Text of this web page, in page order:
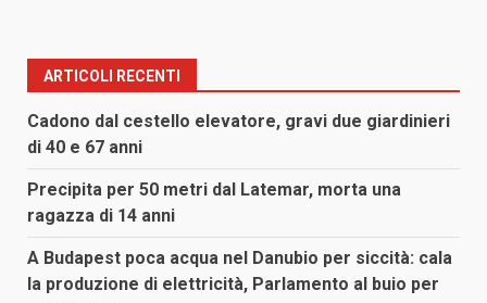
ARTICOLI RECENTI
Cadono dal cestello elevatore, gravi due giardinieri
di 40 e 67 anni
Precipita per 50 metri dal Latemar, morta una
ragazza di 14 anni
A Budapest poca acqua nel Danubio per siccità: cala
la produzione di elettricità, Parlamento al buio per